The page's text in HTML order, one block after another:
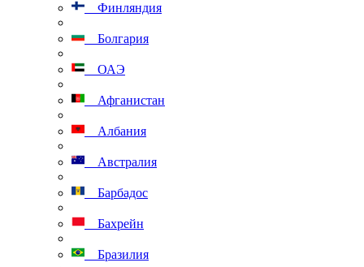
Финляндия
Болгария
ОАЭ
Афганистан
Албания
Австралия
Барбадос
Бахрейн
Бразилия